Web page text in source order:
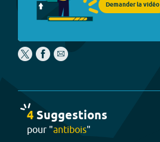
Demander la vidéo
4Suggestions
pour "antibois"